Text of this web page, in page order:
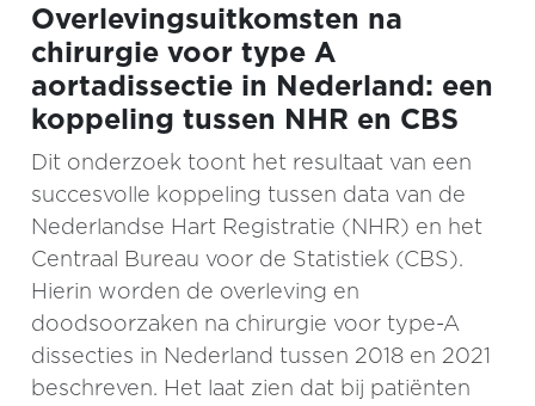
Overlevingsuitkomsten na
chirurgie voor type A
aortadissectie in Nederland: een
koppeling tussen NHR en CBS
Dit onderzoek toont het resultaat van een
succesvolle koppeling tussen data van de
Nederlandse Hart Registratie (NHR) en het
Centraal Bureau voor de Statistiek (CBS).
Hierin worden de overleving en
doodsoorzaken na chirurgie voor type-A
dissecties in Nederland tussen 2018 en 2021
beschreven. Het laat zien dat bij patiënten